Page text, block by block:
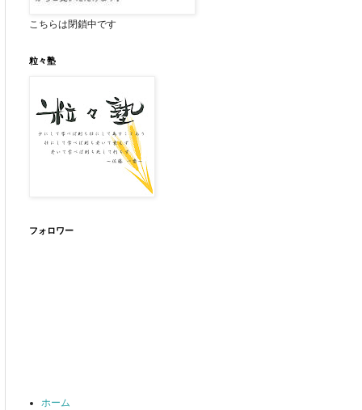
こちらは閉鎖中です
粒々塾
フォロワー
ホーム